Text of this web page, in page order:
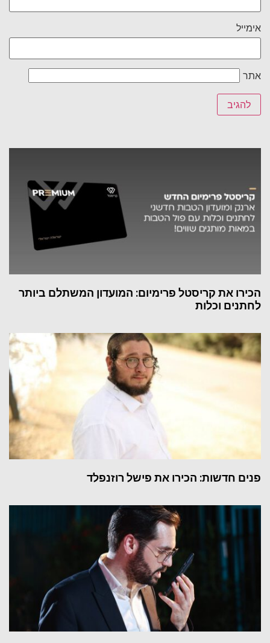
אימייל
אתר
הכירו את קריסטל פרימיום: המועדון המשתלם ביותר
לחתנים וכלות
פנים חדשות: הכירו את פישל רוזנפלד